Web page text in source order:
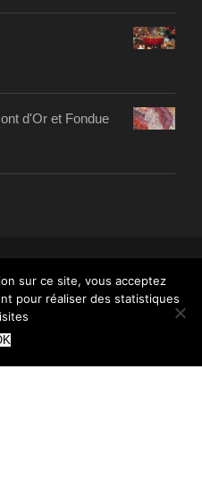
d'Or et Fondue
AFFINEUR
- INTÉGRATION :
sur ce site, vous acceptez
pour réaliser des statistiques